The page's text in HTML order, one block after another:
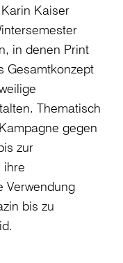
Kaiser
in denen Print
Gesamtkonzept
Thematisch
gegen
zur
ihre
Verwendung
bis zu